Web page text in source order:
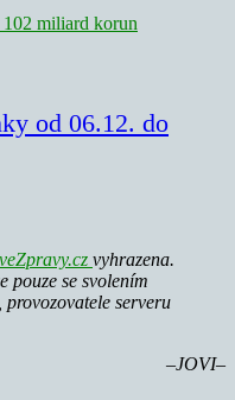
miliard korun
od 06.12. do
vyhrazena.
pouze se svolením
, provozovatele serveru
–JOVI–